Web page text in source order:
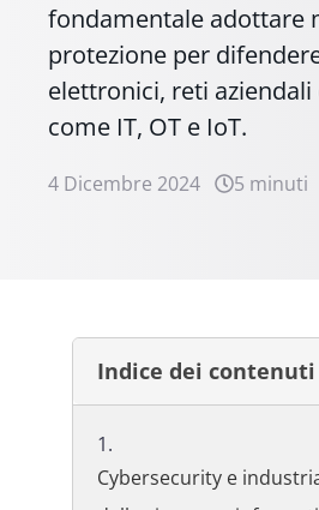
fondamentale adottare
protezione per
elettronici, reti
come IT, OT e IoT.
4 Dicembre 2024 5 minuti
Indice dei contenuti
Cybersecurity e